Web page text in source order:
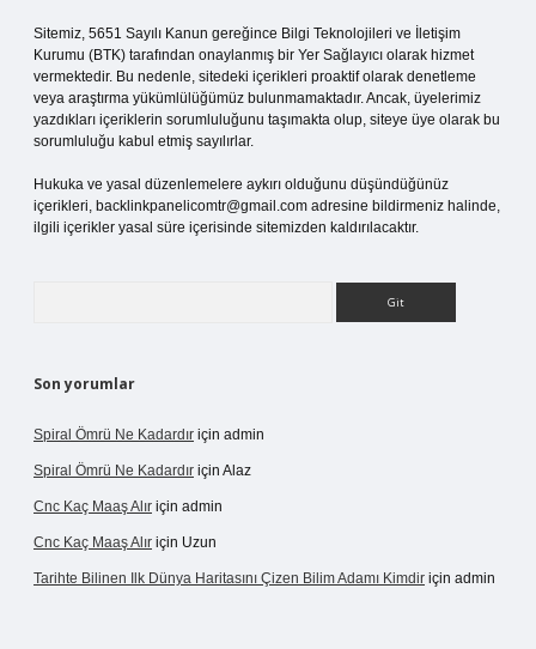
Sitemiz, 5651 Sayılı Kanun gereğince Bilgi Teknolojileri ve İletişim
Kurumu (BTK) tarafından onaylanmış bir Yer Sağlayıcı olarak hizmet
vermektedir. Bu nedenle, sitedeki içerikleri proaktif olarak denetleme
veya araştırma yükümlülüğümüz bulunmamaktadır. Ancak, üyelerimiz
yazdıkları içeriklerin sorumluluğunu taşımakta olup, siteye üye olarak bu
sorumluluğu kabul etmiş sayılırlar.
Hukuka ve yasal düzenlemelere aykırı olduğunu düşündüğünüz
içerikleri, backlinkpanelicomtr@gmail.com adresine bildirmeniz halinde,
ilgili içerikler yasal süre içerisinde sitemizden kaldırılacaktır.
Son yorumlar
Spiral Ömrü Ne Kadardır için admin
Spiral Ömrü Ne Kadardır için Alaz
Cnc Kaç Maaş Alır için admin
Cnc Kaç Maaş Alır için Uzun
Tarihte Bilinen Ilk Dünya Haritasını Çizen Bilim Adamı Kimdir için admin